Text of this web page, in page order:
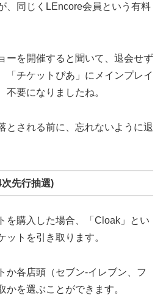
、同じくLEncore会員という有料
ーを開催すると聞いて、退会せず
「チケットぴあ」にメインプレイ
不要になりましたね。
とされる前に、忘れないように退
先行抽選)
を購入した場合、「Cloak」とい
ットを引き取ります。
か各店頭（セブン-イレブン、フ
かを選ぶことができます。